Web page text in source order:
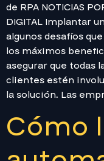
de RPA NOTICIAS
DIGITAL Implantar
algunos desafíos
los máximos
asegurar que todas
clientes estén
la solución. Las
Cómo